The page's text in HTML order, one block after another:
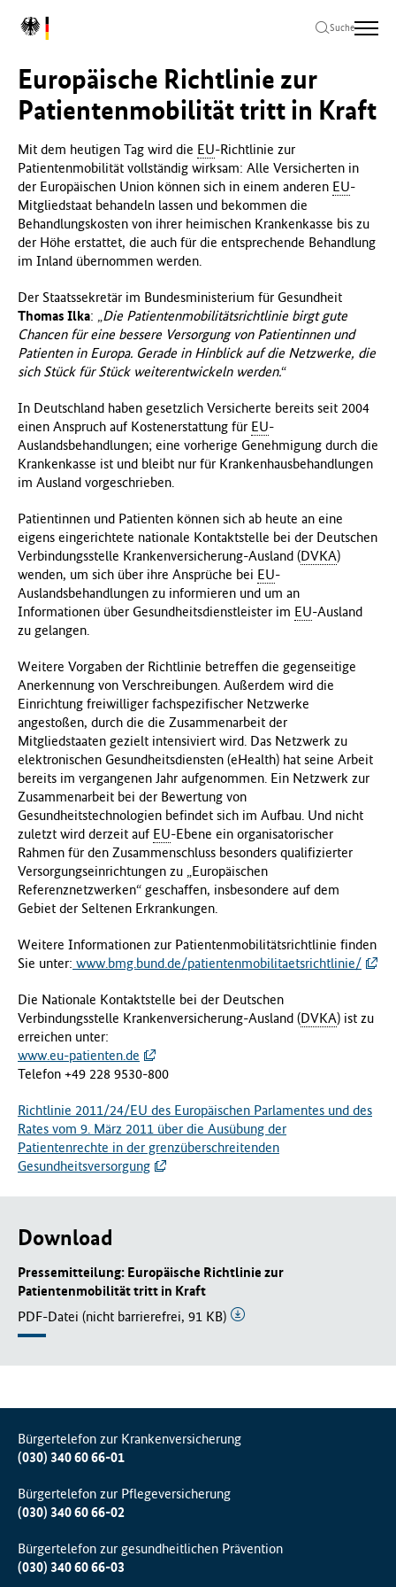
Hauptinhalt
springen
Hauptnavigation
springen
Seitenende
springen
L
o
B
u
d
e
s
m
i
n
i
t
e
r
i
u
f
ü
r
G
e
u
n
d
h
e
i
t
B
M
G
)
Suche
Europäische Richtlinie zur
Patientenmobilität tritt in Kraft
Mit dem heutigen Tag wird die EU-Richtlinie zur
Patientenmobilität vollständig wirksam: Alle Versicherten in
der Europäischen Union können sich in einem anderen EU-
Mitgliedstaat behandeln lassen und bekommen die
Behandlungskosten von ihrer heimischen Krankenkasse bis zu
der Höhe erstattet, die auch für die entsprechende Behandlung
im Inland übernommen werden.
Der Staatssekretär im Bundesministerium für Gesundheit
Thomas Ilka: „Die Patientenmobilitätsrichtlinie birgt gute
Chancen für eine bessere Versorgung von Patientinnen und
Patienten in Europa. Gerade in Hinblick auf die Netzwerke, die
sich Stück für Stück weiterentwickeln werden.“
In Deutschland haben gesetzlich Versicherte bereits seit 2004
einen Anspruch auf Kostenerstattung für EU-
Auslandsbehandlungen; eine vorherige Genehmigung durch die
Krankenkasse ist und bleibt nur für Krankenhausbehandlungen
im Ausland vorgeschrieben.
Patientinnen und Patienten können sich ab heute an eine
eigens eingerichtete nationale Kontaktstelle bei der Deutschen
Verbindungsstelle Krankenversicherung-Ausland (DVKA)
wenden, um sich über ihre Ansprüche bei EU-
Auslandsbehandlungen zu informieren und um an
Informationen über Gesundheitsdienstleister im EU-Ausland
zu gelangen.
Weitere Vorgaben der Richtlinie betreffen die gegenseitige
Anerkennung von Verschreibungen. Außerdem wird die
Einrichtung freiwilliger fachspezifischer Netzwerke
angestoßen, durch die die Zusammenarbeit der
Mitgliedstaaten gezielt intensiviert wird. Das Netzwerk zu
elektronischen Gesundheitsdiensten (eHealth) hat seine Arbeit
bereits im vergangenen Jahr aufgenommen. Ein Netzwerk zur
Zusammenarbeit bei der Bewertung von
Gesundheitstechnologien befindet sich im Aufbau. Und nicht
zuletzt wird derzeit auf EU-Ebene ein organisatorischer
Rahmen für den Zusammenschluss besonders qualifizierter
Versorgungseinrichtungen zu „Europäischen
Referenznetzwerken“ geschaffen, insbesondere auf dem
Gebiet der Seltenen Erkrankungen.
Weitere Informationen zur Patientenmobilitätsrichtlinie finden
Sie unter: www.bmg.bund.de/patientenmobilitaetsrichtlinie/
Die Nationale Kontaktstelle bei der Deutschen
Verbindungsstelle Krankenversicherung-Ausland (DVKA) ist zu
erreichen unter:
www.eu-patienten.de
Telefon +49 228 9530-800
Richtlinie 2011/24/EU des Europäischen Parlamentes und des
Rates vom 9. März 2011 über die Ausübung der
Patientenrechte in der grenzüberschreitenden
Gesundheitsversorgung
Download
Pressemitteilung: Europäische Richtlinie zur
Patientenmobilität tritt in Kraft
PDF-Datei (nicht barrierefrei, 91 KB)
Bürgertelefon zur Krankenversicherung
(030) 340 60 66-01
Bürgertelefon zur Pflegeversicherung
(030) 340 60 66-02
Bürgertelefon zur gesundheitlichen Prävention
(030) 340 60 66-03